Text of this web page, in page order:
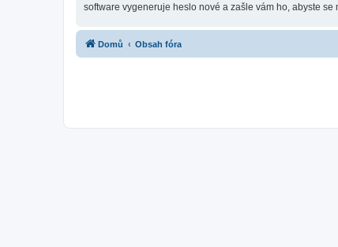
software vygeneruje heslo nové a zašle vám ho, abyste se
Domů Obsah fóra